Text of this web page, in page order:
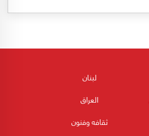
لبنان
العراق
ثقافه وفنون